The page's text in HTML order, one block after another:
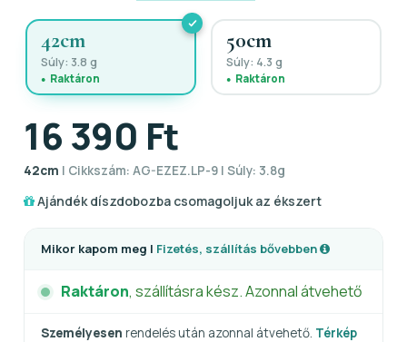
42cm
Súly: 3.8 g
Raktáron
50cm
Súly: 4.3 g
Raktáron
16 390 Ft
42cm | Cikkszám: AG-EZEZ.LP-9 | Súly: 3.8g
Ajándék díszdobozba csomagoljuk az ékszert
Mikor kapom meg | Fizetés, szállítás bővebben
Raktáron, szállításra kész. Azonnal átvehető
Személyesen rendelés után azonnal átvehető. Térkép